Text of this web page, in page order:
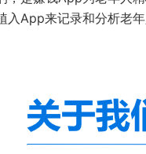
入App来记录和分析老